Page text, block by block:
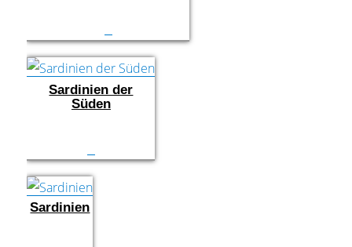
Sardinien der
Süden
Sardinien